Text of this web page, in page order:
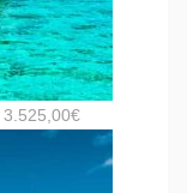
3.525,00€